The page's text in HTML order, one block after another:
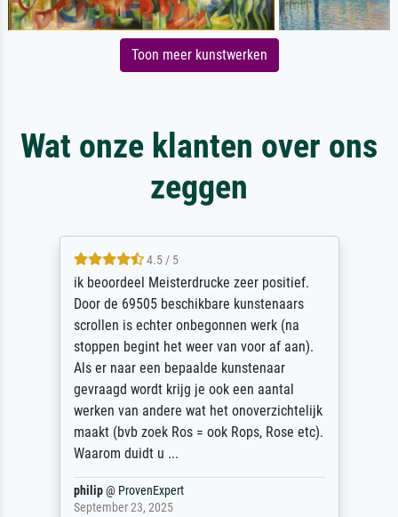
Toon meer kunstwerken
Wat onze klanten over ons
zeggen
4.5 / 5
ik beoordeel Meisterdrucke zeer positief.
Door de 69505 beschikbare kunstenaars
scrollen is echter onbegonnen werk (na
stoppen begint het weer van voor af aan).
Als er naar een bepaalde kunstenaar
gevraagd wordt krijg je ook een aantal
werken van andere wat het onoverzichtelijk
maakt (bvb zoek Ros = ook Rops, Rose etc).
Waarom duidt u ...
philip@ ProvenExpert
September 23, 2025